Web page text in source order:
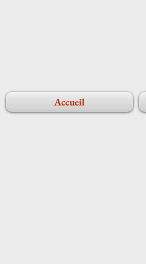
Accueil